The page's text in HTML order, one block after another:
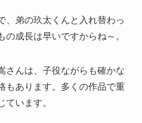
、弟の玖太くんと入れ替わっ
の成長は早いですからね～。
さんは、子役ながらも確かな
もあります。多くの作品で重
ています。